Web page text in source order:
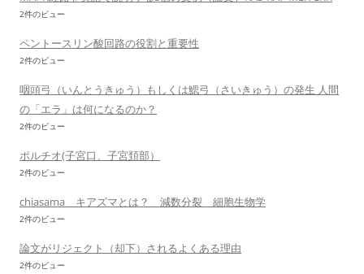
2件のビュー
ペントースリン酸回路の役割と重要性
2件のビュー
咽頭弓（いんとうきゅう）もしくは鰓弓（さいきゅう）の発生 人間
の「エラ」は何になるのか？
2件のビュー
ポルチオ(子宮口、子宮頚部）
2件のビュー
chiasama キアズマとは？ 減数分裂 細胞生物学
2件のビュー
論文がリジェクト（却下）されるよくある理由
2件のビュー